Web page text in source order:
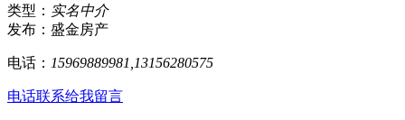
类型： 实名中介
发布：盛金房产
电话： 15969889981,13156280575
电话联系给我留言